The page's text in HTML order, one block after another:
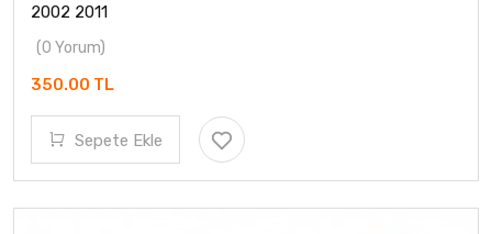
2002 2011
(0 Yorum)
350.00 TL
Sepete Ekle